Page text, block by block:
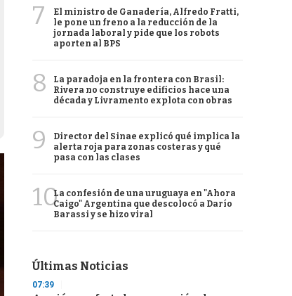
7
El ministro de Ganadería, Alfredo Fratti,
le pone un freno a la reducción de la
jornada laboral y pide que los robots
aporten al BPS
8
La paradoja en la frontera con Brasil:
Rivera no construye edificios hace una
década y Livramento explota con obras
9
Director del Sinae explicó qué implica la
alerta roja para zonas costeras y qué
pasa con las clases
10La confesión de una uruguaya en "Ahora
Caigo" Argentina que descolocó a Darío
Barassi y se hizo viral
Últimas Noticias
07:39